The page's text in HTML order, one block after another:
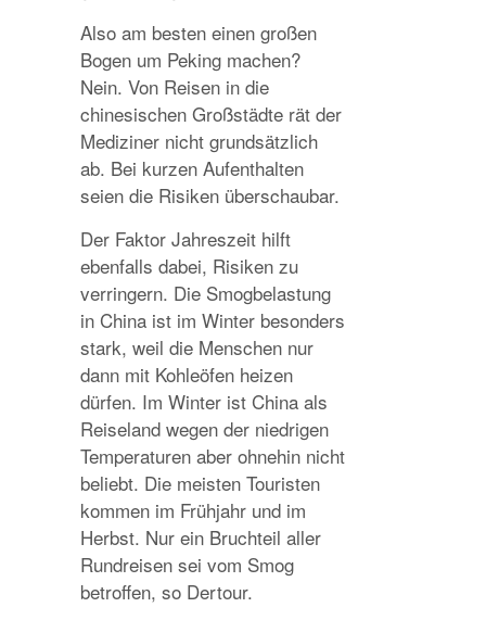
Also am besten einen großen
Bogen um Peking machen?
Nein. Von Reisen in die
chinesischen Großstädte rät der
Mediziner nicht grundsätzlich
ab. Bei kurzen Aufenthalten
seien die Risiken überschaubar.
Der Faktor Jahreszeit hilft
ebenfalls dabei, Risiken zu
verringern. Die Smogbelastung
in China ist im Winter besonders
stark, weil die Menschen nur
dann mit Kohleöfen heizen
dürfen. Im Winter ist China als
Reiseland wegen der niedrigen
Temperaturen aber ohnehin nicht
beliebt. Die meisten Touristen
kommen im Frühjahr und im
Herbst. Nur ein Bruchteil aller
Rundreisen sei vom Smog
betroffen, so Dertour.